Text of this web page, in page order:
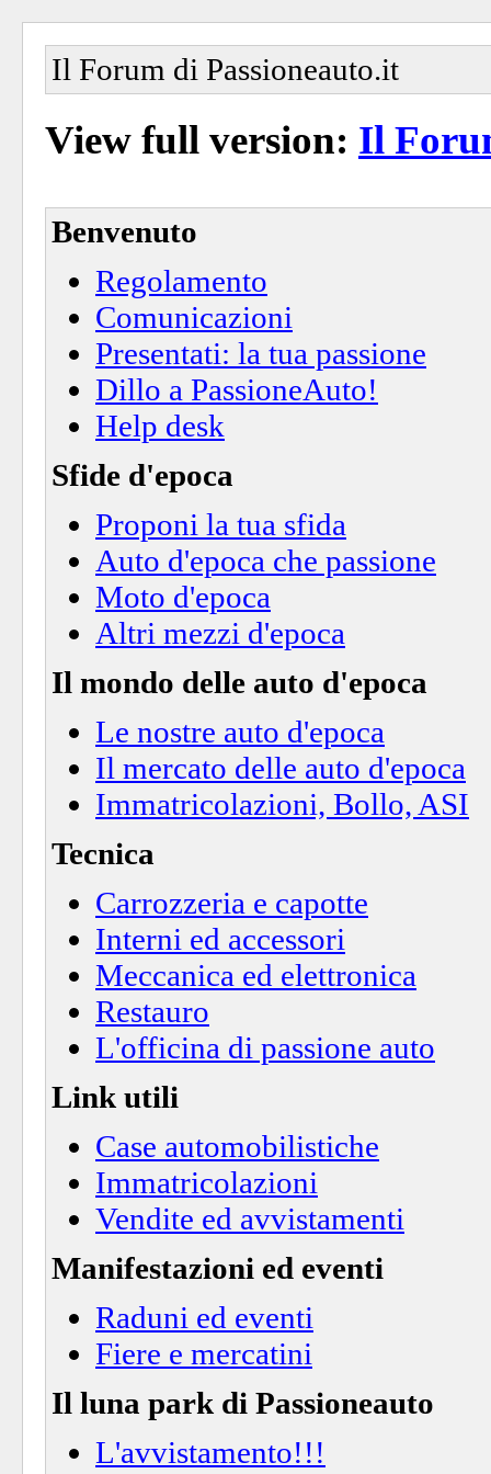
Il Forum di Passioneauto.it
View full version: Il
Benvenuto
Regolamento
Comunicazioni
Presentati: la tua passione
Dillo a PassioneAuto!
Help desk
Sfide d'epoca
Proponi la tua sfida
Auto d'epoca che passione
Moto d'epoca
Altri mezzi d'epoca
Il mondo delle auto d'epoca
Le nostre auto d'epoca
Il mercato delle auto d'epoca
Immatricolazioni, Bollo, ASI
Tecnica
Carrozzeria e capotte
Interni ed accessori
Meccanica ed elettronica
Restauro
L'officina di passione auto
Link utili
Case automobilistiche
Immatricolazioni
Vendite ed avvistamenti
Manifestazioni ed eventi
Raduni ed eventi
Fiere e mercatini
Il luna park di Passioneauto
L'avvistamento!!!